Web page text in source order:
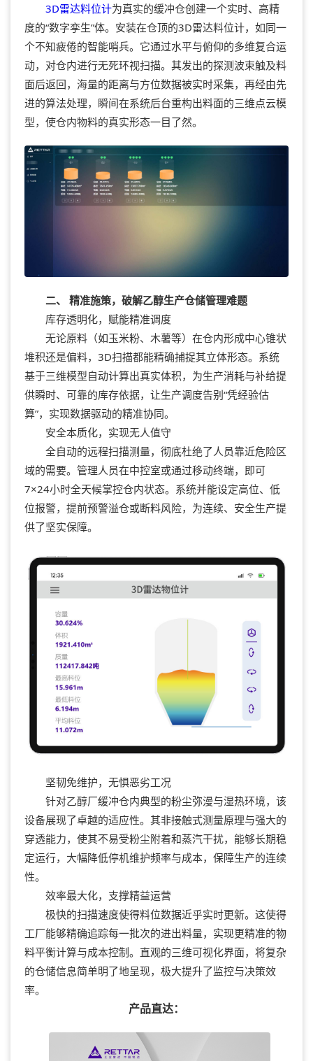
3D雷达料位计为真实的缓冲仓创建一个实时、高精
度的“数字孪生”体。安装在仓顶的3D雷达料位计，如同一
个不知疲倦的智能哨兵。它通过水平与俯仰的多维复合运
动，对仓内进行无死环视扫描。其发出的探测波束触及料
面后返回，海量的距离与方位数据被实时采集，再经由先
进的算法处理，瞬间在系统后台重构出料面的三维点云模
型，使仓内物料的真实形态一目了然。
二、 精准施策，破解乙醇生产仓储管理难题
库存透明化，赋能精准调度
无论原料（如玉米粉、木薯等）在仓内形成中心锥状
堆积还是偏料，3D扫描都能精确捕捉其立体形态。系统
基于三维模型自动计算出真实体积，为生产消耗与补给提
供瞬时、可靠的库存依据，让生产调度告别“凭经验估
算”，实现数据驱动的精准协同。
安全本质化，实现无人值守
全自动的远程扫描测量，彻底杜绝了人员靠近危险区
域的需要。管理人员在中控室或通过移动终端，即可
7×24小时全天候掌控仓内状态。系统并能设定高位、低
位报警，提前预警溢仓或断料风险，为连续、安全生产提
供了坚实保障。
坚韧免维护，无惧恶劣工况
针对乙醇厂缓冲仓内典型的粉尘弥漫与湿热环境，该
设备展现了卓越的适应性。其非接触式测量原理与强大的
穿透能力，使其不易受粉尘附着和蒸汽干扰，能够长期稳
定运行，大幅降低停机维护频率与成本，保障生产的连续
性。
效率最大化，支撑精益运营
极快的扫描速度使得料位数据近乎实时更新。这使得
工厂能够精确追踪每一批次的进出料量，实现更精准的物
料平衡计算与成本控制。直观的三维可视化界面，将复杂
的仓储信息简单明了地呈现，极大提升了监控与决策效
率。
产品直达：